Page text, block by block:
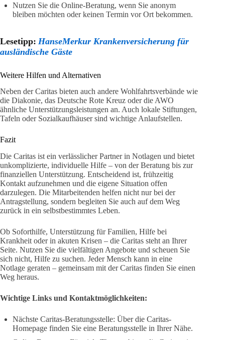
Nutzen Sie die Online-Beratung, wenn Sie anonym
bleiben möchten oder keinen Termin vor Ort bekommen.
Lesetipp: HanseMerkur Krankenversicherung für
ausländische Gäste
Weitere Hilfen und Alternativen
Neben der Caritas bieten auch andere Wohlfahrtsverbände wie
die Diakonie, das Deutsche Rote Kreuz oder die AWO
ähnliche Unterstützungsleistungen an. Auch lokale Stiftungen,
Tafeln oder Sozialkaufhäuser sind wichtige Anlaufstellen.
Fazit
Die Caritas ist ein verlässlicher Partner in Notlagen und bietet
unkomplizierte, individuelle Hilfe – von der Beratung bis zur
finanziellen Unterstützung. Entscheidend ist, frühzeitig
Kontakt aufzunehmen und die eigene Situation offen
darzulegen. Die Mitarbeitenden helfen nicht nur bei der
Antragstellung, sondern begleiten Sie auch auf dem Weg
zurück in ein selbstbestimmtes Leben.
Ob Soforthilfe, Unterstützung für Familien, Hilfe bei
Krankheit oder in akuten Krisen – die Caritas steht an Ihrer
Seite. Nutzen Sie die vielfältigen Angebote und scheuen Sie
sich nicht, Hilfe zu suchen. Jeder Mensch kann in eine
Notlage geraten – gemeinsam mit der Caritas finden Sie einen
Weg heraus.
Wichtige Links und Kontaktmöglichkeiten:
Nächste Caritas-Beratungsstelle: Über die Caritas-
Homepage finden Sie eine Beratungsstelle in Ihrer Nähe.